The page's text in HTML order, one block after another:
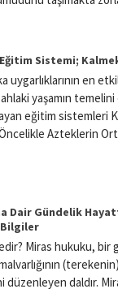
Sistemi;
uygarlıklarının en
yaşamın
eğitim sistemleri
Azteklerin
Dair Gündelik
Miras hukuku, bir
daldır.